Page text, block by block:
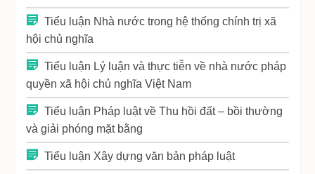
Tiểu luận Nhà nước trong hệ thống chính trị xã
hội chủ nghĩa
Tiểu luận Lý luận và thực tiễn về nhà nước pháp
quyền xã hội chủ nghĩa Việt Nam
Tiểu luận Pháp luật về Thu hồi đất – bồi thường
và giải phóng mặt bằng
Tiểu luận Xây dựng văn bản pháp luật